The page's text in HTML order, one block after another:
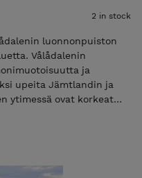
2 in stock
luonnonpuiston
Vålådalenin
ja
upeita Jämtlandin ja
ytimessä ovat korkeat
ylityksillä ja